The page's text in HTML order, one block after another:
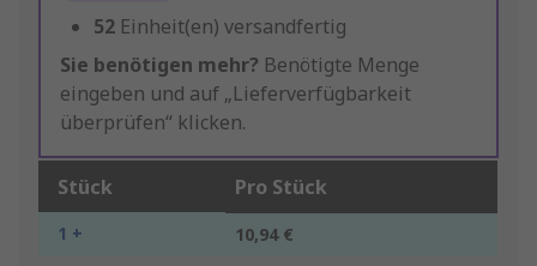
52 Einheit(en) versandfertig
Sie benötigen mehr? Benötigte Menge
eingeben und auf „Lieferverfügbarkeit
überprüfen“ klicken.
Stück Pro Stück
1 + 10,94 €